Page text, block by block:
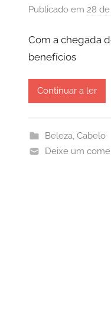
Publicado em 28
Com a chegada
benefícios
Continuar a ler
Beleza, Cabelo
Deixe um